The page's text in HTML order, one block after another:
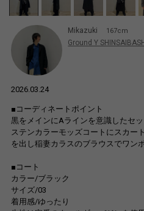
Mikazuki 167cm
Ground Y
2026.03.24
■コーディネートポイント
黒をメインにAラインを意識したセッ
ステンカラーモッズコートにスカー
を出し稲妻カラスのブラウスでワン
■コート
カラー/ブラック
サイズ/03
着用感/ゆったり